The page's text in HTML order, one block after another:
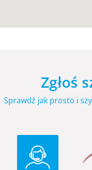
Zgłoś
Sprawdź jak prosto i